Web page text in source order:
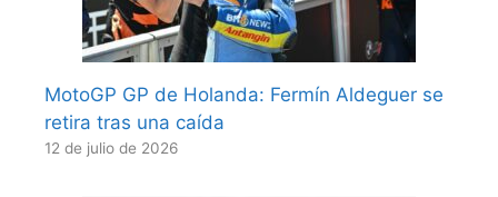
MotoGP GP de Holanda: Fermín Aldeguer se
retira tras una caída
12 de julio de 2026